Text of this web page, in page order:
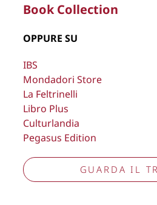
Book Collection
OPPURE SU
IBS
Mondadori Store
La Feltrinelli
Libro Plus
Culturlandia
Pegasus Edition
GUARDA IL